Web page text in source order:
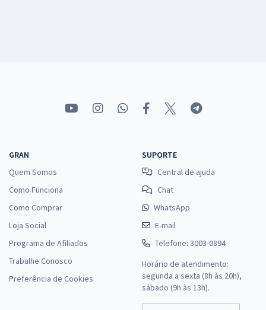
GRAN
Quem Somos
Como Funciona
Como Comprar
Loja Social
Programa de Afiliados
Trabalhe Conosco
Preferência de Cookies
SUPORTE
Central de ajuda
Chat
WhatsApp
E-mail
Telefone: 3003-0894
Horário de atendimento:
segunda a sexta (8h às 20h),
sábado (9h às 13h).